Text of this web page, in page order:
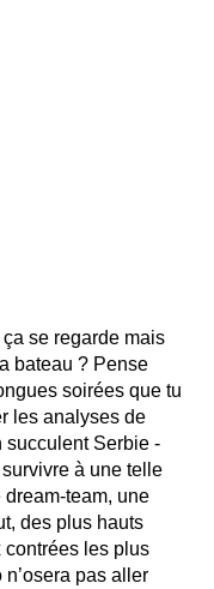
se regarde mais
bateau ? Pense
soirées que tu
les analyses de
succulent Serbie -
à une telle
team, une
des plus hauts
contrées les plus
pas aller